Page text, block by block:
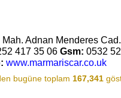
Mah. Adnan Menderes
417 35 06 Gsm: 0532
www.marmariscar.co.uk
bugüne toplam 167,341